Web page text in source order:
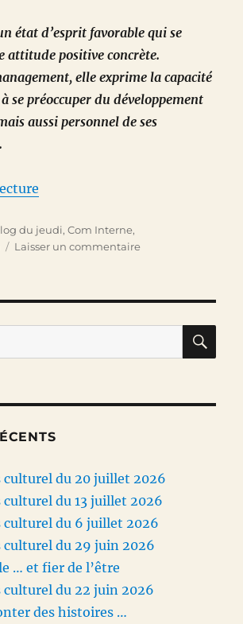
état d’esprit favorable qui se
attitude positive concrète.
elle exprime la capacité
se préoccuper du développement
aussi personnel de ses
du jeudi,Com Interne,
Laisser un commentairesur
…
du 20 juillet 2026
du 13 juillet 2026
du 6 juillet 2026
du 29 juin 2026
… et fier de l’être
du 22 juin 2026
des histoires …